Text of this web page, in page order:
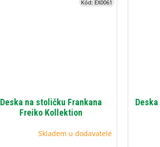
Deska na stoličku Frankana
Freiko Kollektion
Skladem u dodavatele
Kód: EX0061